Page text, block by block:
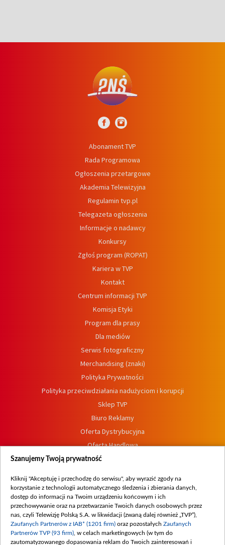
Abonament TVP
Rada Programowa
Ogłoszenia przetargowe
Akademia Telewizyjna
Regulamin tvp.pl
Telegazeta ogłoszenia
Informacje o nadawcy
Konkursy
Zgłoś program (ROPAT)
Kariera w TVP
Kontakt
Centrum informacji TVP
Komisja Etyki
Program dla prasy
Dla mediów
Serwis fotograficzny
Merchandising (znaki)
Polityka Prywatności
Polityka przeciwdziałania nadużyciom i korupcji
Sklep TVP
Biuro Reklamy
Oferta Dystrybucyjna
Oferta Handlowa
Dostępność
Procedura zgłoszeń wewnętrznych
Szanujemy Twoją prywatność
Kliknij "Akceptuję i przechodzę do serwisu", aby wyrazić zgody na
korzystanie z technologii automatycznego śledzenia i zbierania danych,
dostęp do informacji na Twoim urządzeniu końcowym i ich
przechowywanie oraz na przetwarzanie Twoich danych osobowych przez
nas, czyli Telewizję Polską S.A. w likwidacji (zwaną dalej również „TVP”),
Zaufanych Partnerów z IAB* (1201 firm) oraz pozostałych Zaufanych
Partnerów TVP (93 firm) , w celach marketingowych (w tym do
zautomatyzowanego dopasowania reklam do Twoich zainteresowań i